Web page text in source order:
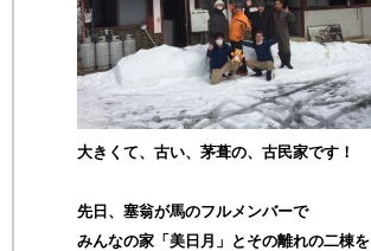
大きくて、古い、茅葺の、古民家です！
先日、塞翁が馬のフルメンバーで
みんなの家「美日月」とその離れの二棟を